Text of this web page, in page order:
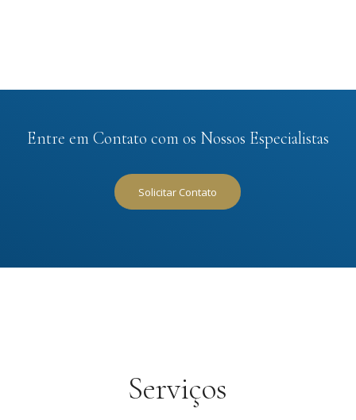
Entre em Contato com os Nossos Especialistas
Solicitar Contato
Serviços